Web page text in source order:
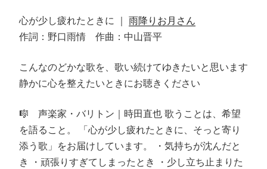
心が少し疲れたときに ｜ 雨降りお月さん
作詞：野口雨情 作曲：中山晋平
こんなのどかな歌を、歌い続けてゆきたいと思います
静かに心を整えたいときにお聴きください
🎼 声楽家・バリトン｜時田直也 歌うことは、希望
を語ること。 「心が少し疲れたときに、そっと寄り
添う歌」をお届けしています。 ・気持ちが沈んだと
き ・頑張りすぎてしまったとき ・少し立ち止まりた